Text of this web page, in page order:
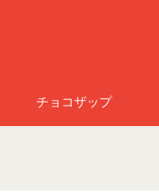
チョコザップ